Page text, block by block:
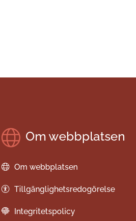
Om webbplatsen
Om webbplatsen
Tillgänglighetsredogörelse
Integritetspolicy